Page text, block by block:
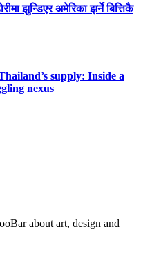
झुन्डिएर अमेरिका झर्ने बित्तिकै
supply: Inside a
nexus
about art, design and